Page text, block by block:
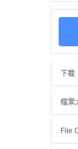
下載
檔案
File